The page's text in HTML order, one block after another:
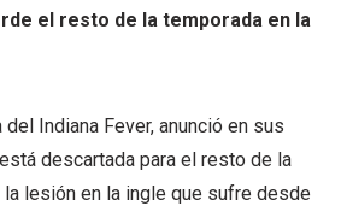
el resto de la temporada en la
Indiana Fever, anunció en sus
descartada para el resto de la
lesión en la ingle que sufre desde